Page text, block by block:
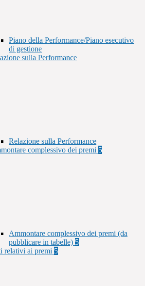
Piano della Performance/Piano esecutivo
di gestione
sulla Performance
Relazione sulla Performance
complessivo dei premi 5
Ammontare complessivo dei premi (da
pubblicare in tabelle) 5
relativi ai premi 5